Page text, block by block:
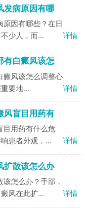
发病原因有哪
原因有哪些？在日
少人，而...
详情
有白癜风该怎
癜风该怎么调整心
要地...
详情
风盲目用药有
目用药有什么危
患者外观，...
详情
扩散该怎么办
怎么办？手部，
风在此扩...
详情